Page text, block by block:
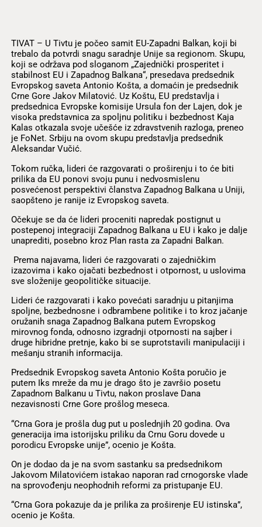
TIVAT – U Tivtu je počeo samit EU-Zapadni Balkan, koji bi
trebalo da potvrdi snagu saradnje Unije sa regionom. Skupu,
koji se održava pod sloganom „Zajednički prosperitet i
stabilnost EU i Zapadnog Balkana“, presedava predsednik
Evropskog saveta Antonio Košta, a domaćin je predsednik
Crne Gore Jakov Milatović. Uz Koštu, EU predstavlja i
predsednica Evropske komisije Ursula fon der Lajen, dok je
visoka predstavnica za spoljnu politiku i bezbednost Kaja
Kalas otkazala svoje učešće iz zdravstvenih razloga, preneo
je FoNet. Srbiju na ovom skupu predstavlja predsednik
Aleksandar Vučić.
Tokom ručka, lideri će razgovarati o proširenju i to će biti
prilika da EU ponovi svoju punu i nedvosmislenu
posvećenost perspektivi članstva Zapadnog Balkana u Uniji,
saopšteno je ranije iz Evropskog saveta.
Očekuje se da će lideri proceniti napredak postignut u
postepenoj integraciji Zapadnog Balkana u EU i kako je dalje
unaprediti, posebno kroz Plan rasta za Zapadni Balkan.
Prema najavama, lideri će razgovarati o zajedničkim
izazovima i kako ojačati bezbednost i otpornost, u uslovima
sve složenije geopolitičke situacije.
Lideri će razgovarati i kako povećati saradnju u pitanjima
spoljne, bezbednosne i odbrambene politike i to kroz jačanje
oružanih snaga Zapadnog Balkana putem Evropskog
mirovnog fonda, odnosno izgradnji otpornosti na sajber i
druge hibridne pretnje, kako bi se suprotstavili manipulaciji i
mešanju stranih informacija.
Predsednik Evropskog saveta Antonio Košta poručio je
putem Iks mreže da mu je drago što je završio posetu
Zapadnom Balkanu u Tivtu, nakon proslave Dana
nezavisnosti Crne Gore prošlog meseca.
“Crna Gora je prošla dug put u poslednjih 20 godina. Ova
generacija ima istorijsku priliku da Crnu Goru dovede u
porodicu Evropske unije”, ocenio je Košta.
On je dodao da je na svom sastanku sa predsednikom
Jakovom Milatovićem istakao naporan rad crnogorske vlade
na sprovođenju neophodnih reformi za pristupanje EU.
“Crna Gora pokazuje da je prilika za proširenje EU istinska”,
ocenio je Košta.